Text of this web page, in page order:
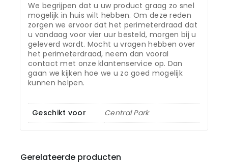
We begrijpen dat u uw product graag zo snel
mogelijk in huis wilt hebben. Om deze reden
zorgen we ervoor dat het perimeterdraad dat
u vandaag voor vier uur besteld, morgen bij u
geleverd wordt. Mocht u vragen hebben over
het perimeterdraad, neem dan vooral
contact met onze klantenservice op. Dan
gaan we kijken hoe we u zo goed mogelijk
kunnen helpen.
Geschikt voor Central Park
Gerelateerde producten